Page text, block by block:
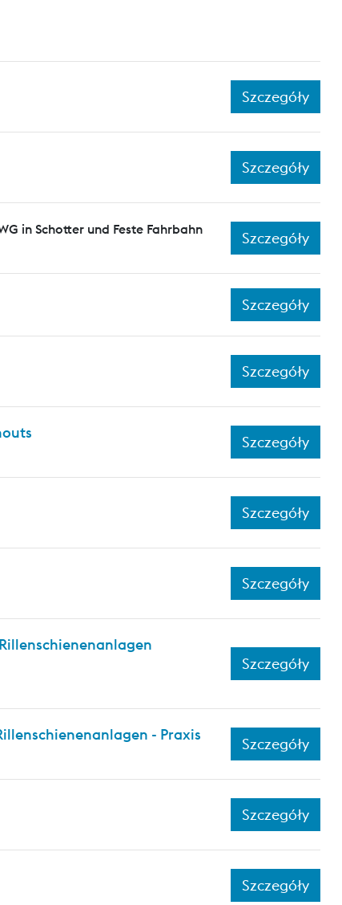
Szczegóły
Szczegóły
in Schotter und Feste Fahrbahn
Szczegóły
Szczegóły
Szczegóły
Szczegóły
Szczegóły
Szczegóły
Szczegóły
- Praxis
Szczegóły
Szczegóły
Szczegóły